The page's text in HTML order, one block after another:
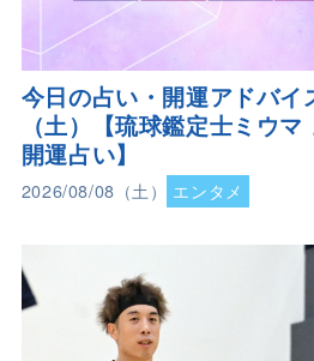
今日の占い・開運アドバ
（土）【琉球鑑定士ミウ
開運占い】
2026/08/08（土） エンタメ